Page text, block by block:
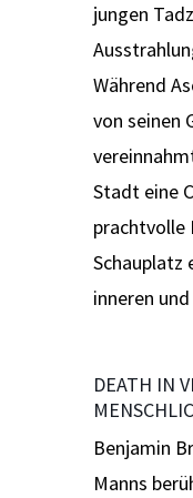
jungen
Während
von seinen
Stadt eine
prachtvolle
Schauplatz
inneren
DEATH IN
Benjamin
Manns